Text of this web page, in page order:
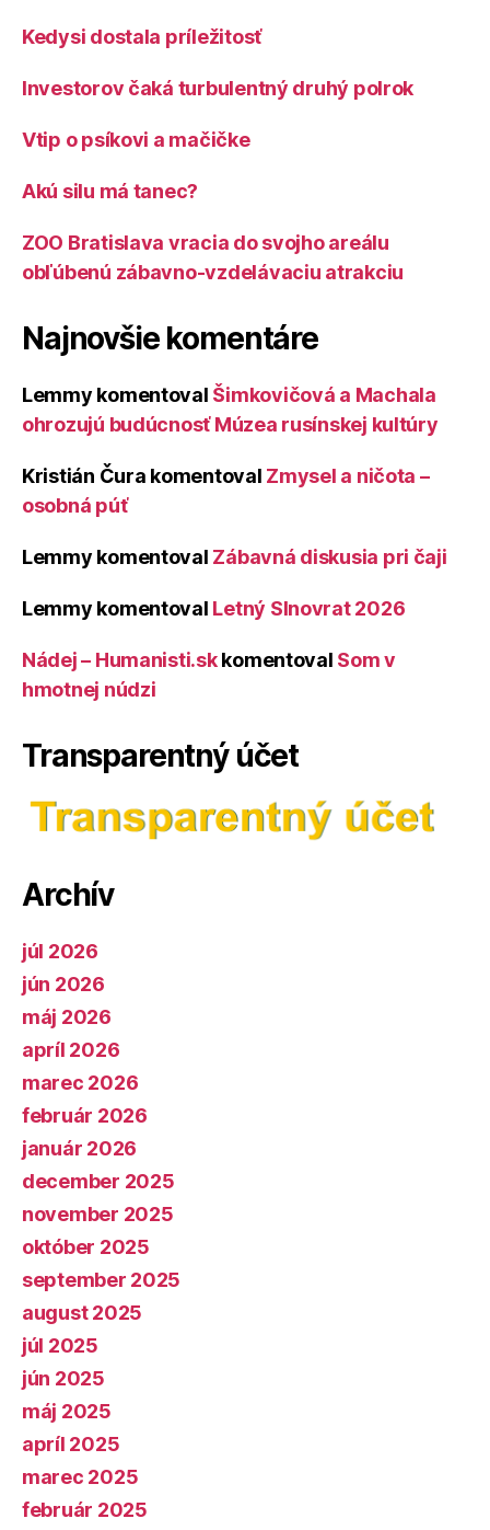
Kedysi dostala príležitosť
Investorov čaká turbulentný druhý polrok
Vtip o psíkovi a mačičke
Akú silu má tanec?
ZOO Bratislava vracia do svojho areálu
obľúbenú zábavno-vzdelávaciu atrakciu
Najnovšie komentáre
Lemmy komentoval Šimkovičová a Machala
ohrozujú budúcnosť Múzea rusínskej kultúry
Kristián Čura komentoval Zmysel a ničota –
osobná púť
Lemmy komentoval Zábavná diskusia pri čaji
Lemmy komentoval Letný Slnovrat 2026
Nádej – Humanisti.skkomentoval Som v
hmotnej núdzi
Transparentný účet
Archív
júl 2026
jún 2026
máj 2026
apríl 2026
marec 2026
február 2026
január 2026
december 2025
november 2025
október 2025
september 2025
august 2025
júl 2025
jún 2025
máj 2025
apríl 2025
marec 2025
február 2025